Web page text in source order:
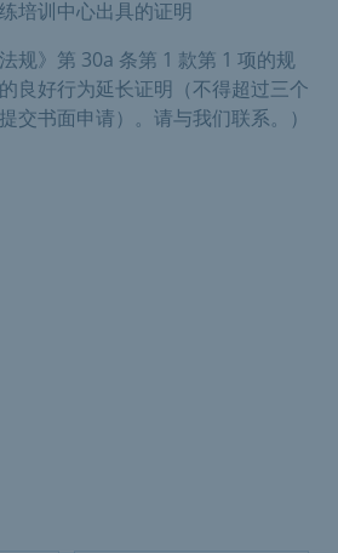
培训中心出具的证明
规》第 30a 条第 1 款第 1 项的规
良好行为延长证明（不得超过三个
交书面申请）。请与我们联系。）